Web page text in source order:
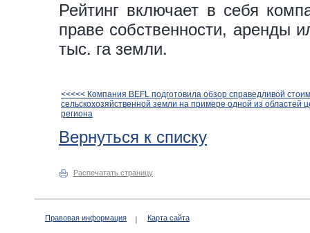
Рейтинг включает в себя
праве собственности, аренды
тыс. га земли.
<<<<< Компания BEFL подготовила обзор справедливой
сельскохозяйственной земли на примере одной из областей
региона
Вернуться к списку
Распечатать страницу
Правовая информация Карта сайта